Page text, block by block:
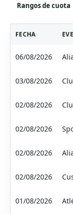
Rangos de cuota
FECHA
06/08/2026
03/08/2026
02/08/2026
02/08/2026
02/08/2026
02/08/2026
01/08/2026